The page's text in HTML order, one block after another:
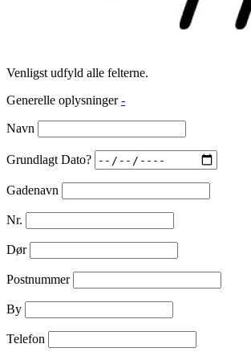
Venligst udfyld alle felterne.
Generelle oplysninger -
Navn
Grundlagt Dato?
Gadenavn
Nr.
Dør
Postnummer
By
Telefon